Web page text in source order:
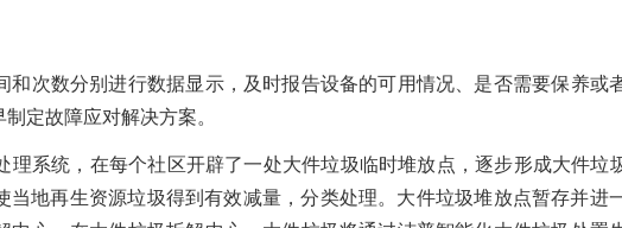
次数分别进行数据显示，及时报告设备的可用情况、是否需要保养或
定故障应对解决方案。
理系统，在每个社区开辟了一处大件垃圾临时堆放点，逐步形成大件垃
当地再生资源垃圾得到有效减量，分类处理。大件垃圾堆放点暂存并进